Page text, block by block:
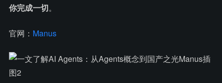
你完成一切。
官网： Manus